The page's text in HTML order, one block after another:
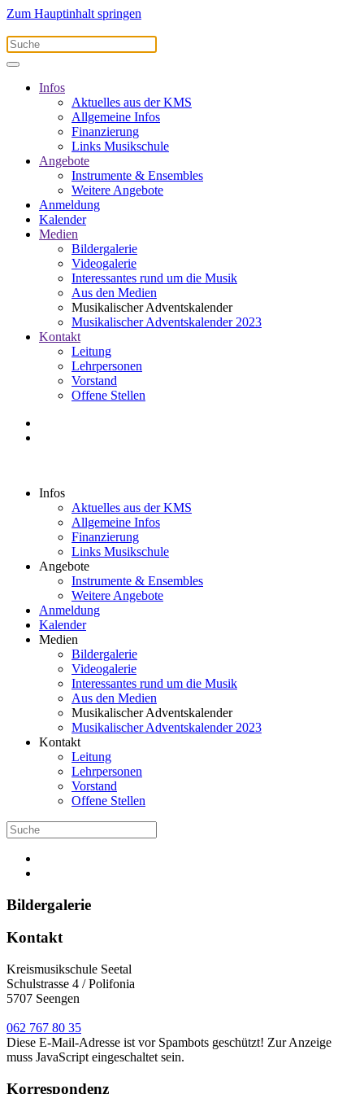
Zum Hauptinhalt springen
Infos
Aktuelles aus der KMS
Allgemeine Infos
Finanzierung
Links Musikschule
Angebote
Instrumente & Ensembles
Weitere Angebote
Anmeldung
Kalender
Medien
Bildergalerie
Videogalerie
Interessantes rund um die Musik
Aus den Medien
Musikalischer Adventskalender
Musikalischer Adventskalender 2023
Kontakt
Leitung
Lehrpersonen
Vorstand
Offene Stellen
Infos
Aktuelles aus der KMS
Allgemeine Infos
Finanzierung
Links Musikschule
Angebote
Instrumente & Ensembles
Weitere Angebote
Anmeldung
Kalender
Medien
Bildergalerie
Videogalerie
Interessantes rund um die Musik
Aus den Medien
Musikalischer Adventskalender
Musikalischer Adventskalender 2023
Kontakt
Leitung
Lehrpersonen
Vorstand
Offene Stellen
Bildergalerie
Kontakt
Kreismusikschule Seetal
Schulstrasse 4 / Polifonia
5707 Seengen
062 767 80 35
Diese E-Mail-Adresse ist vor Spambots geschützt! Zur Anzeige
muss JavaScript eingeschaltet sein.
Korrespondenz